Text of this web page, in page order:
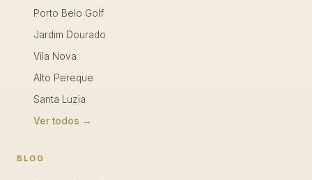
Porto Belo Golf
Jardim Dourado
Vila Nova
Alto Pereque
Santa Luzia
Ver todos →
BLOG